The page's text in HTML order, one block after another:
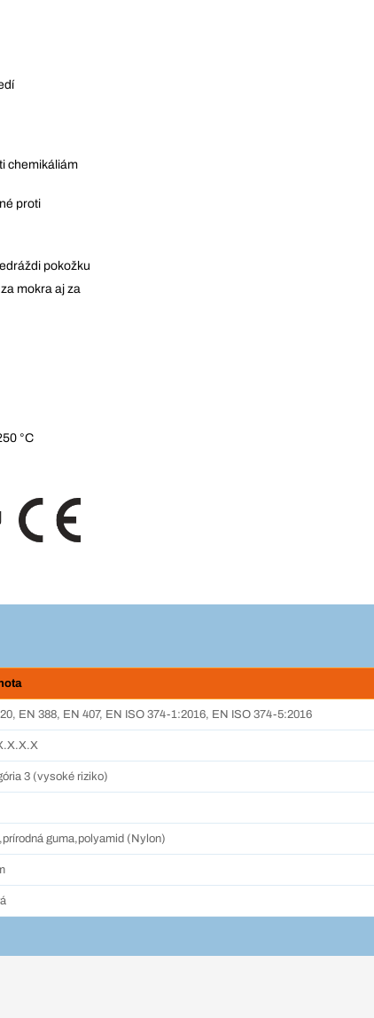
chemikáliám
proti
pokožku
mokra aj za
°C
EN 388, EN 407, EN ISO 374-1:2016, EN ISO 374-5:2016
3 (vysoké riziko)
guma,polyamid (Nylon)